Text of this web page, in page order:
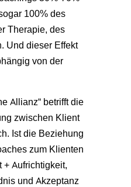
100% des
Therapie, des
Und dieser Effekt
von der
Allianz“ betrifft die
zwischen Klient
Ist die Beziehung
zum Klienten
+ Aufrichtigkeit,
und Akzeptanz